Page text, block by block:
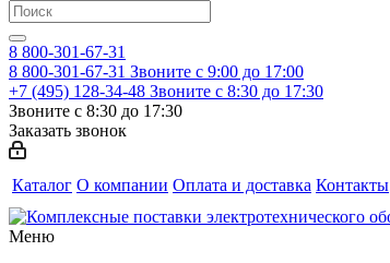
8 800-301-67-31
8 800-301-67-31 Звоните с 9:00 до 17:00
+7 (495) 128-34-48 Звоните с 8:30 до 17:30
Звоните с 8:30 до 17:30
Заказать звонок
Каталог О компании Оплата и доставка Контакты
Меню